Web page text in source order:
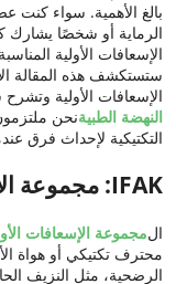
بالغ الأهمية. سواء
الرماية أو شخصًا يشارك
الإسعافات الأولية
ستستكشف هذه المقالة
الإسعافات الأولية
النهضة الطبيةنحن
التكتيكية لإحداث فرق
IFAK: مجموعة الإسعافات الأولية الفردية
المجموعة الإسعافات
محترف تكتيكي أو هواة
الرضحية، مثل النزيف